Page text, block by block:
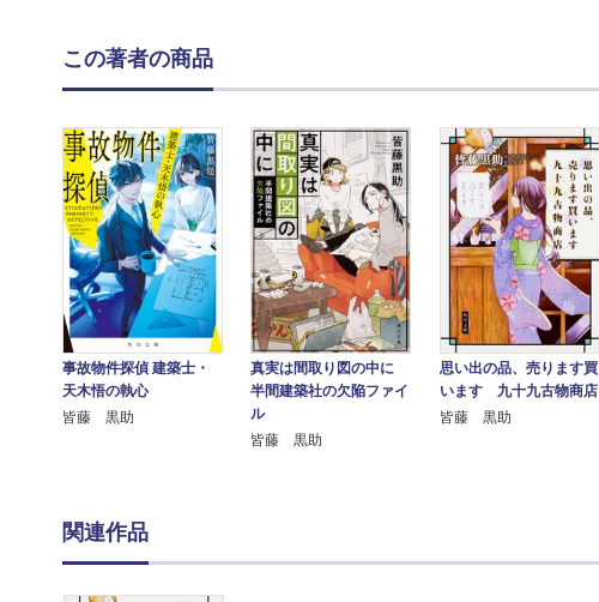
この著者の商品
事故物件探偵 建築士・
天木悟の執心
皆藤 黒助
真実は間取り図の中に
半間建築社の欠陥ファイ
ル
皆藤 黒助
思い出の品、売ります買
います 九十九古物商店
皆藤 黒助
関連作品